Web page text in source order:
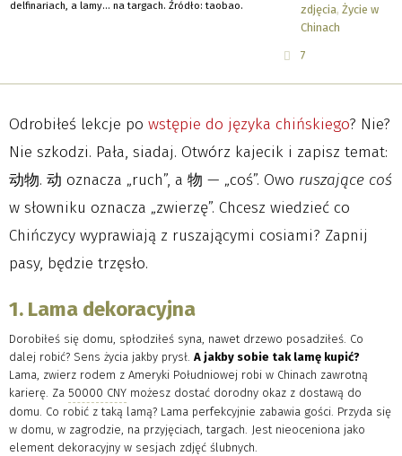
zdjęcia Życie w
Chinach
7
delfinariach, a lamy… na targach. Źródło: taobao.
Odrobiłeś lekcje powstępie do języka chińskiego? Nie?
Nie szkodzi. Pała, siadaj. Otwórz kajecik i zapisz temat:
动物. 动 oznacza „ruch”, a 物 — „coś”. Owo ruszające coś
w słowniku oznacza „zwierzę”. Chcesz wiedzieć co
Chińczycy wyprawiają z ruszającymi cosiami? Zapnij
pasy, będzie trzęsło.
1. Lama dekoracyjna
Dorobiłeś się domu, spłodziłeś syna, nawet drzewo posadziłeś. Co
dalej robić? Sens życia jakby prysł.A jakby sobie tak lamę kupić?
Lama, zwierz rodem z Ameryki Południowej robi w Chinach zawrotną
karierę. Za50000 CNY możesz dostać dorodny okaz z dostawą do
domu. Co robić z taką lamą? Lama perfekcyjnie zabawia gości. Przyda się
w domu, w zagrodzie, na przyjęciach, targach. Jest nieoceniona jako
element dekoracyjny w sesjach zdjęć ślubnych.